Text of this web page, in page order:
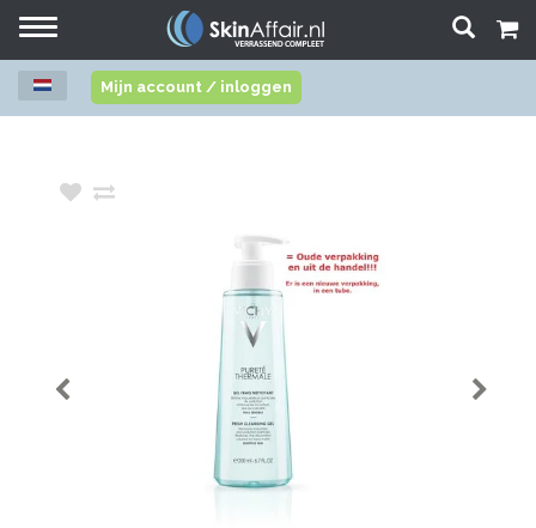
Toggle
Mijn account / inloggen